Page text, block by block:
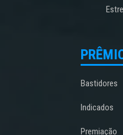
Bastidores
Indicados
Premiação